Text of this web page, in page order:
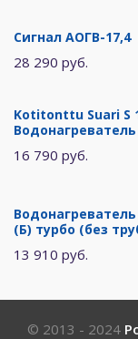
Сигнал АОГВ-
28 290 руб.
Kotitonttu Suari S
16 790 руб.
(Б) турбо (без
13 910 руб.
© 2013 - 2024